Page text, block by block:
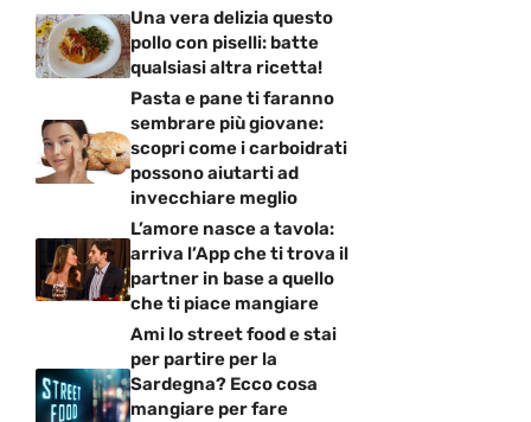
Una vera delizia questo
pollo con piselli: batte
qualsiasi altra ricetta!
Pasta e pane ti faranno
sembrare più giovane:
scopri come i carboidrati
possono aiutarti ad
invecchiare meglio
L’amore nasce a tavola:
arriva l’App che ti trova il
partner in base a quello
che ti piace mangiare
Ami lo street food e stai
per partire per la
Sardegna? Ecco cosa
mangiare per fare